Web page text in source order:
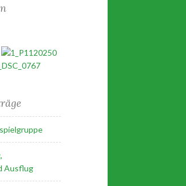
Ausflug